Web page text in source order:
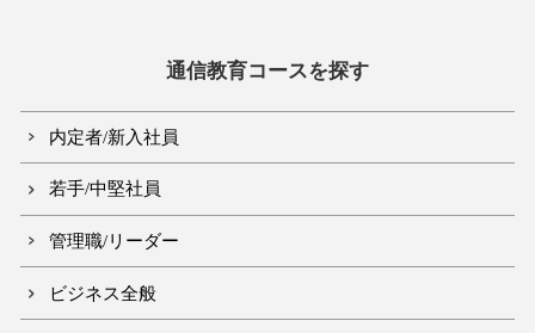
通信教育コースを探す
内定者/新入社員
若手/中堅社員
管理職/リーダー
ビジネス全般